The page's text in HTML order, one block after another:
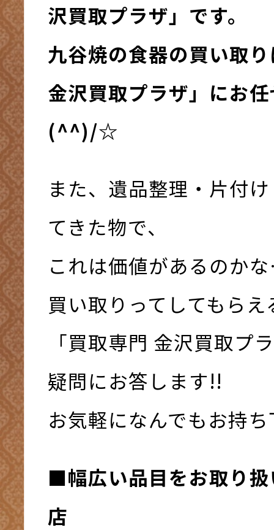
沢買取プラザ」です。
九谷焼の食器の買い取
金沢買取プラザ」にお
(^^)/☆
また、遺品整理・片付
てきた物で、
これは価値があるのか
買い取りってしてもら
「買取専門 金沢買取プ
疑問にお答します!!
お気軽になんでもお持
■幅広い品目をお取り
店